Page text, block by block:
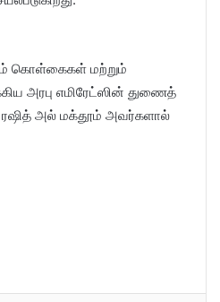
கொள்கைகள் மற்றும்
அரபு எமிரேட்ஸின் துணைத்
ரஷித் அல் மக்தூம் அவர்களால்